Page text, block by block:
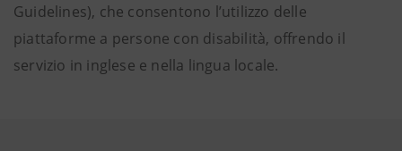
Guidelines), che consentono l’utilizzo delle
piattaforme a persone con disabilità, offrendo il
servizio in inglese e nella lingua locale.